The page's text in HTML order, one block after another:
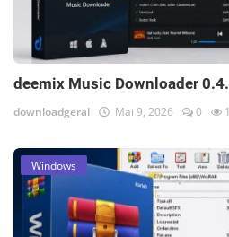
deemix Music Downloader
downloadgeral Mai 9, 2026 0
Windows